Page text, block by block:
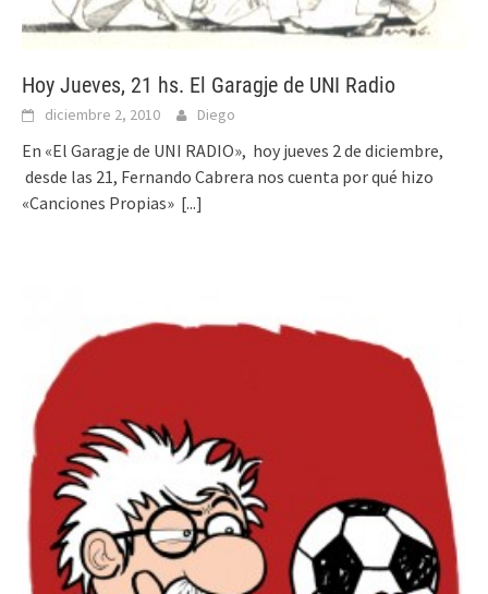
Hoy Jueves, 21 hs. El Garagje de UNI Radio
diciembre 2, 2010 Diego
En «El Garagje de UNI RADIO», hoy jueves 2 de diciembre,
desde las 21, Fernando Cabrera nos cuenta por qué hizo
«Canciones Propias» [...]